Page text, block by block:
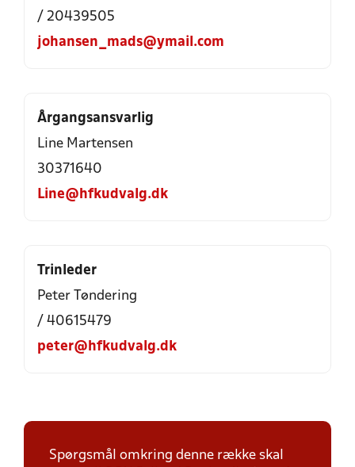
/ 20439505
johansen_mads@ymail.com
Årgangsansvarlig
Line Martensen
30371640
Line@hfkudvalg.dk
Trinleder
Peter Tøndering
/ 40615479
peter@hfkudvalg.dk
Spørgsmål omkring denne række skal